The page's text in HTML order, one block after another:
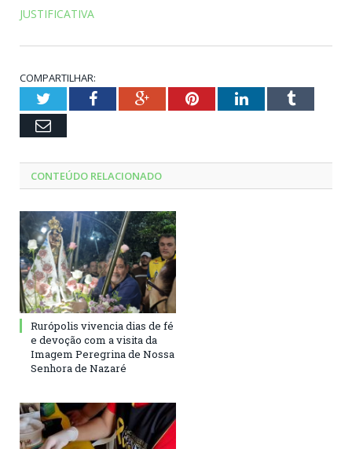
JUSTIFICATIVA
COMPARTILHAR:
TwitterFacebookGoogle+PinterestLinkedInTumblr
Email
CONTEÚDO RELACIONADO
Rurópolis vivencia dias de fé
e devoção com a visita da
Imagem Peregrina de Nossa
Senhora de Nazaré